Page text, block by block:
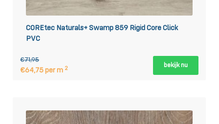
COREtec Naturals+ Swamp 859 Rigid Core Click
PVC
€71,95
€64,75 per m 2 bekijk nu